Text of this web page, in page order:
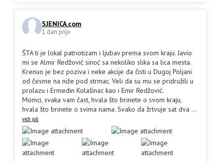
SJENICA.com
1 dan prije
ŠTA ti je lokal patriotizam i ljubav prema svom kraju. Javio
mi se Almir Redžović sinoć sa nekoliko slika sa lica mesta.
Krenuo je bez poziva i neke akcije da čisti u Dugoj Poljani
od česme na niže pod strmac. Veli da su mu se pridružili u
prolazu i Ermedin Kolašinac kao i Emir Redžović.
Momci, svaka vam čast, hvala što brinete o svom kraju,
hvala što brinete o svima nama. Svako da žrtvuje sat dva ...
vidi još